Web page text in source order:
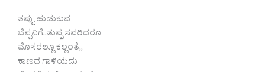
ತಪ್ಪು ಹುಡುಕುವ
ಬೆಪ್ಪನಿಗೆ..ತುಪ್ಪ ಸವರಿದರೂ
ಮೊಸರಲ್ಲೂ ಕಲ್ಲಂತೆ,,
ಕಾಣದ ಗಾಳಿಯದು